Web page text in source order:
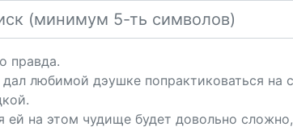
правда.
любимой дэушке попрактиковаться
ей на этом чудище будет довольно